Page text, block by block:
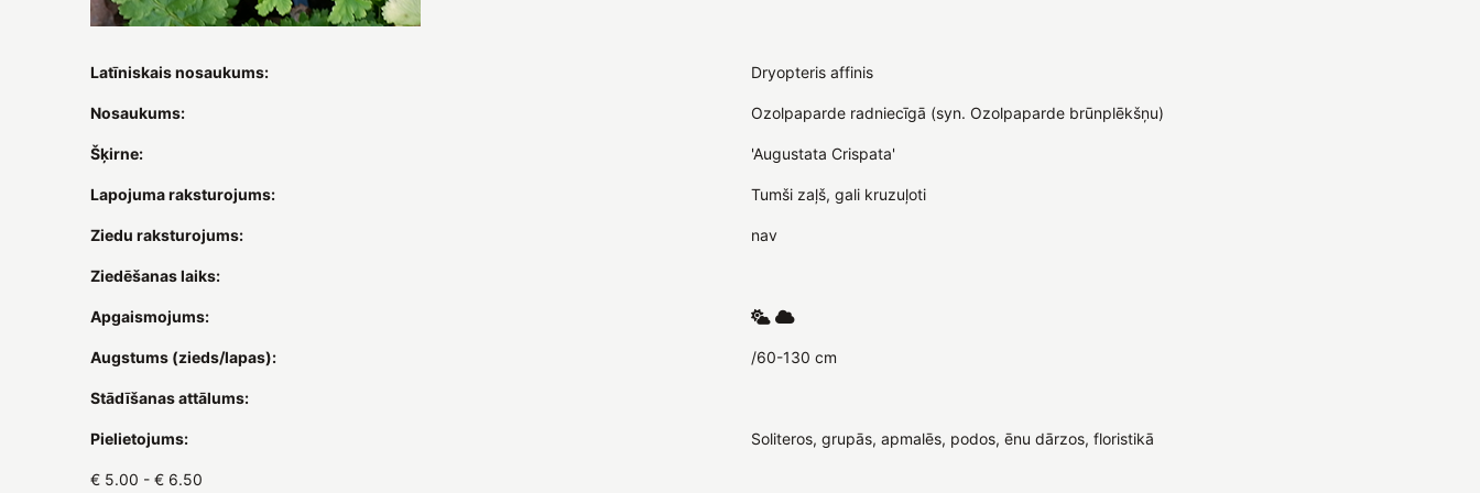
Latīniskais nosaukums: Dryopteris affinis
Nosaukums: Ozolpaparde radniecīgā (syn. Ozolpaparde brūnplēkšņu)
Šķirne: 'Augustata Crispata'
Lapojuma raksturojums: Tumši zaļš, gali kruzuļoti
Ziedu raksturojums: nav
Ziedēšanas laiks:
Apgaismojums:
Augstums (zieds/lapas): /60-130 cm
Stādīšanas attālums:
Pielietojums: Soliteros, grupās, apmalēs, podos, ēnu dārzos, floristikā
€ 5.00 - € 6.50